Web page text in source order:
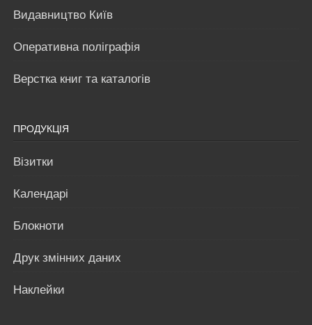
Видавництво Київ
Оперативна поліграфія
Верстка книг та каталогів
ПРОДУКЦІЯ
Візитки
Календарі
Блокноти
Друк змінних даних
Наклейки